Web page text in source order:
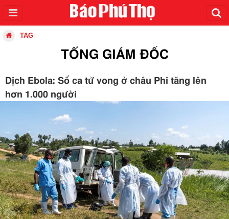
TAG
TỔNG GIÁM ĐỐC
Dịch Ebola: Số ca tử vong ở châu Phi tăng lên
hơn 1.000 người